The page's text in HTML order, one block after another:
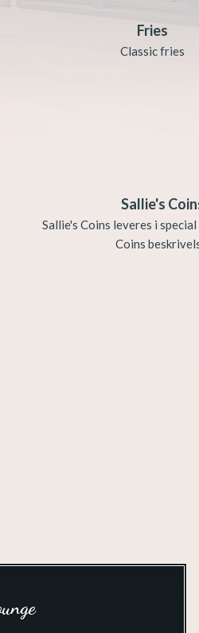
Fries
Classic fries
Sallie's
Sallie's Coins leveres i
Coins